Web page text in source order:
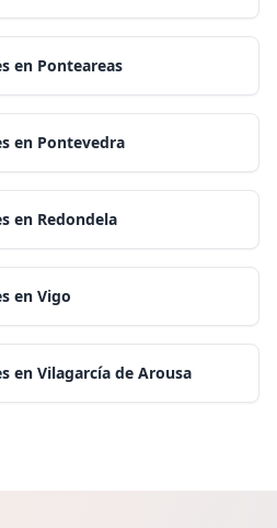
en Ponteareas
en Pontevedra
en Redondela
en Vigo
en Vilagarcía de Arousa